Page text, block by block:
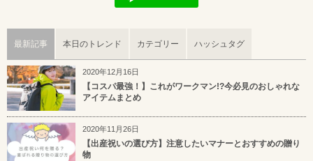
最新記事 本日のトレンド カテゴリー ハッシュタグ
2020年12月16日
【コスパ最強！】これがワークマン!?今必見のおしゃれな
アイテムまとめ
2020年11月26日
【出産祝いの選び方】注意したいマナーとおすすめの贈り
物